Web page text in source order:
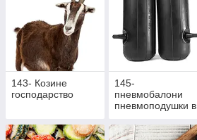
143- Козине
господарство
145-
пневмобалони
пневмоподушки в